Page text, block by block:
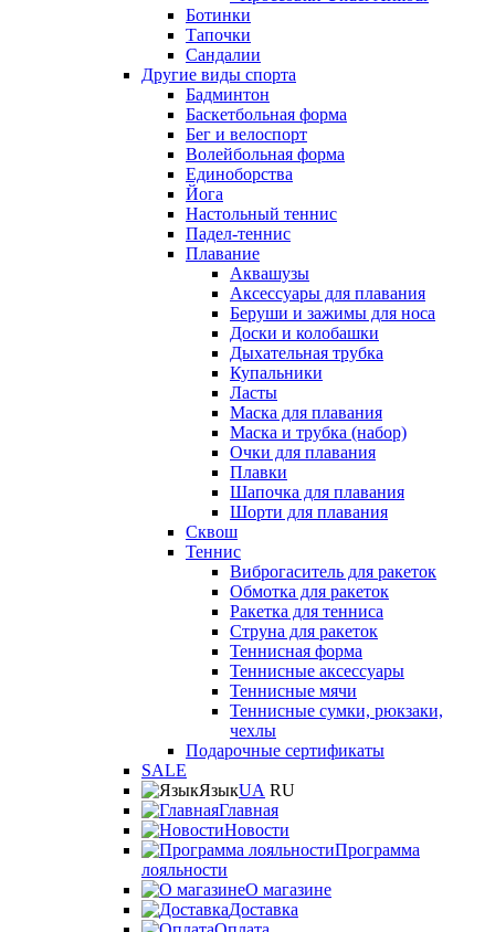
Ботинки
Тапочки
Сандалии
Другие виды спорта
Бадминтон
Баскетбольная форма
Бег и велоспорт
Волейбольная форма
Единоборства
Йога
Настольный теннис
Падел-теннис
Плавание
Аквашузы
Аксессуары для плавания
Беруши и зажимы для носа
Доски и колобашки
Дыхательная трубка
Купальники
Ласты
Маска для плавания
Маска и трубка (набор)
Очки для плавания
Плавки
Шапочка для плавания
Шорти для плавания
Сквош
Теннис
Виброгаситель для ракеток
Обмотка для ракеток
Ракетка для тенниса
Струна для ракеток
Теннисная форма
Теннисные аксессуары
Теннисные мячи
Теннисные сумки, рюкзаки,
чехлы
Подарочные сертификаты
SALE
ЯзыкUA RU
Главная
Новости
Программа
лояльности
О магазине
Доставка